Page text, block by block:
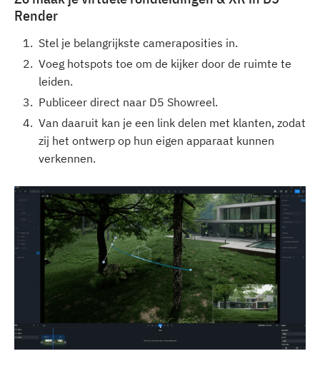
Render
Stel je belangrijkste cameraposities in.
Voeg hotspots toe om de kijker door de ruimte te
leiden.
Publiceer direct naar D5 Showreel.
Van daaruit kan je een link delen met klanten, zodat
zij het ontwerp op hun eigen apparaat kunnen
verkennen.